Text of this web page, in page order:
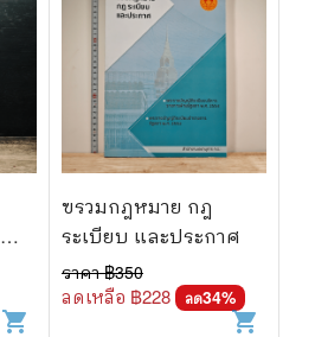
shopping_cart
ฃรวมกฎหมาย กฎ
ระเบียบ และประกาศ
ราคา ฿350
ลดเหลือ ฿228 ลด34%
shopping_cart